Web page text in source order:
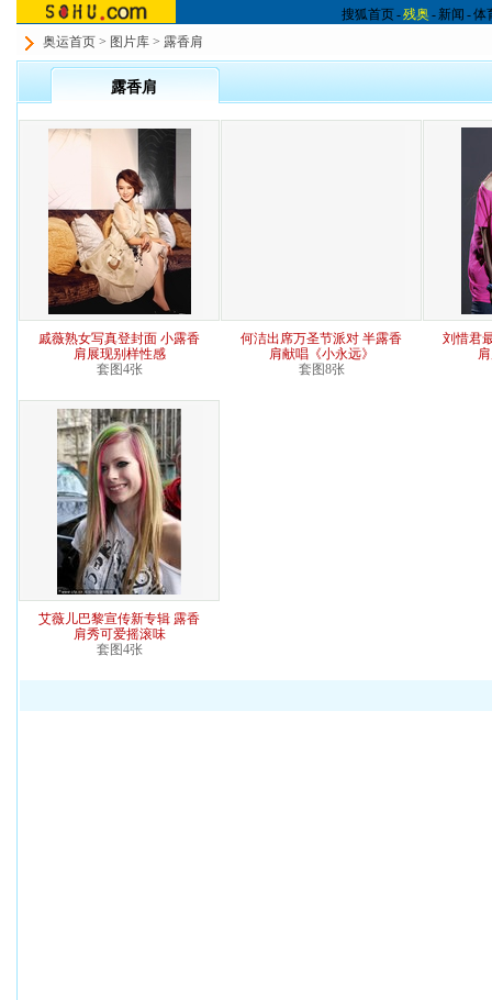
搜狐首页-残奥- 新闻 -体
奥运首页 > 图片库 > 露香肩
露香肩
戚薇熟女写真登封面 小露香
肩展现别样性感
套图4张
何洁出席万圣节派对 半露香
肩献唱《小永远》
套图8张
刘惜君
艾薇儿巴黎宣传新专辑 露香
肩秀可爱摇滚味
套图4张